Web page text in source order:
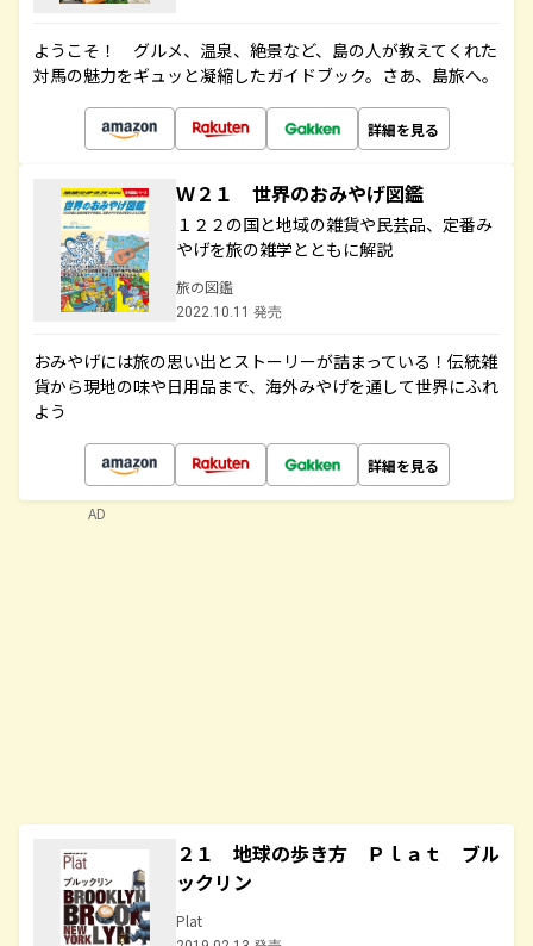
ようこそ！ グルメ、温泉、絶景など、島の人が教えてくれた
対馬の魅力をギュッと凝縮したガイドブック。さあ、島旅へ。
詳細を見る
Ｗ２１ 世界のおみやげ図鑑
１２２の国と地域の雑貨や民芸品、定番み
やげを旅の雑学とともに解説
旅の図鑑
2022.10.11 発売
おみやげには旅の思い出とストーリーが詰まっている！伝統雑
貨から現地の味や日用品まで、海外みやげを通して世界にふれ
よう
詳細を見る
２１ 地球の歩き方 Ｐｌａｔ ブル
ックリン
Plat
AD